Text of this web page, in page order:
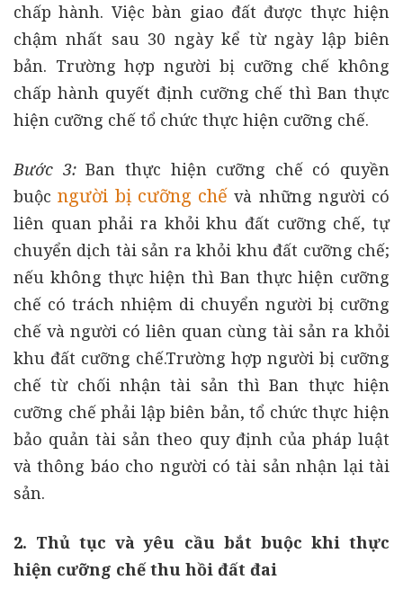
chấp hành. Việc bàn giao đất được thực hiện
chậm nhất sau 30 ngày kể từ ngày lập biên
bản. Trường hợp người bị cưỡng chế không
chấp hành quyết định cưỡng chế thì Ban thực
hiện cưỡng chế tổ chức thực hiện cưỡng chế.
Bước 3:Ban thực hiện cưỡng chế có quyền
buộcngười bị cưỡng chế và những người có
liên quan phải ra khỏi khu đất cưỡng chế, tự
chuyển dịch tài sản ra khỏi khu đất cưỡng chế;
nếu không thực hiện thì Ban thực hiện cưỡng
chế có trách nhiệm di chuyển người bị cưỡng
chế và người có liên quan cùng tài sản ra khỏi
khu đất cưỡng chế.Trường hợp người bị cưỡng
chế từ chối nhận tài sản thì Ban thực hiện
cưỡng chế phải lập biên bản, tổ chức thực hiện
bảo quản tài sản theo quy định của pháp luật
và thông báo cho người có tài sản nhận lại tài
sản.
2. Thủ tục và yêu cầu bắt buộc khi thực
hiện cưỡng chế thu hồi đất đai